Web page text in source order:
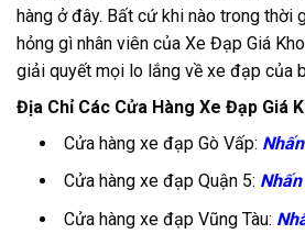
hàng ở đây. Bất cứ khi nào trong thời
hỏng gì nhân viên của Xe Đạp Giá
giải quyết mọi lo lắng về xe đạp của
Địa Chỉ Các Cửa Hàng Xe Đạp Giá
Cửa hàng xe đạp Gò Vấp:
Cửa hàng xe đạp Quận 5:
Cửa hàng xe đạp Vũng Tàu: